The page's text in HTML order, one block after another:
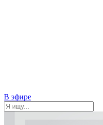
В эфире